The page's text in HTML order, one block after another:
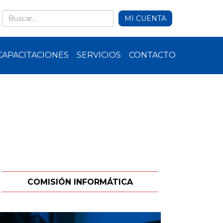
MI CUENTA
SERVICIOS CONTACTO
COMISIÓN INFORMÁTICA